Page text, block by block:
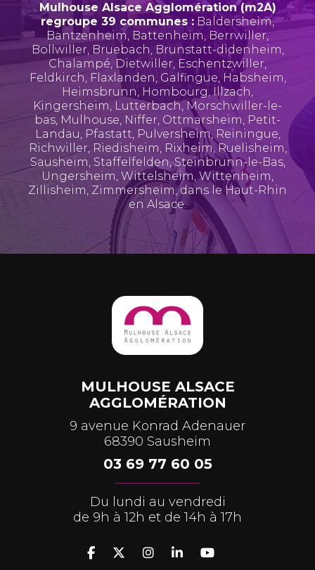
Mulhouse Alsace Agglomération (m2A)
regroupe 39 communes : Baldersheim,
Bantzenheim, Battenheim, Berrwiller,
Bollwiller, Bruebach,Brunstatt-didenheim,
Chalampé, Dietwiller, Eschentzwiller,
Feldkirch, Flaxlanden,Galfingue, Habsheim,
Heimsbrunn, Hombourg,Illzach,
Kingersheim, Lutterbach, Morschwiller-le-
bas, Mulhouse, Niffer, Ottmarsheim, Petit-
Landau, Pfastatt, Pulversheim, Reiningue,
Richwiller, Riedisheim, Rixheim,Ruelisheim,
Sausheim, Staffelfelden, Steinbrunn-le-Bas,
Ungersheim, Wittelsheim,Wittenheim,
Zillisheim, Zimmersheim, dans le Haut-Rhin
en Alsace.
MULHOUSE ALSACE
AGGLOMÉRATION
9 avenue Konrad Adenauer
68390 Sausheim
03 69 77 60 05
Du lundi au vendredi
de 9h à 12h et de 14h à 17h